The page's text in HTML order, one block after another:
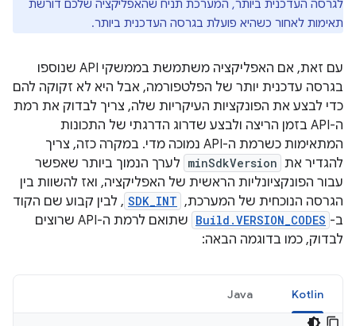
לגרסה העדכנית ביותר, המערכת תניח שהאפליקציה שלכם דורשת
תאימות לאחור כשהיא פועלת בגרסה העדכנית ביותר.
עם זאת, אם האפליקציה משתמשת בממשקי API שנוספו
בגרסה עדכנית יותר של הפלטפורמה, אבל היא לא זקוקה להם
כדי לבצע את הפונקציות העיקריות שלה, צריך לבדוק את רמת
ה-API בזמן הריצה ולבצע שדרוג הדרגתי של התכונות
המתאימות כשרמת ה-API נמוכה מדי. במקרה כזה, צריך
להגדיר את minSdkVersion לערך הנמוך ביותר שאפשר
עבור הפונקציונליות הראשית של האפליקציה, ואז להשוות בין
הגרסה הנוכחית של המערכת, SDK_INT , לבין קבוע שם הקוד
ב- Build.VERSION_CODES
שתואם לרמת ה-API שרוצים
לבדוק, כמו בדוגמה הבאה:
Kotlin
Java